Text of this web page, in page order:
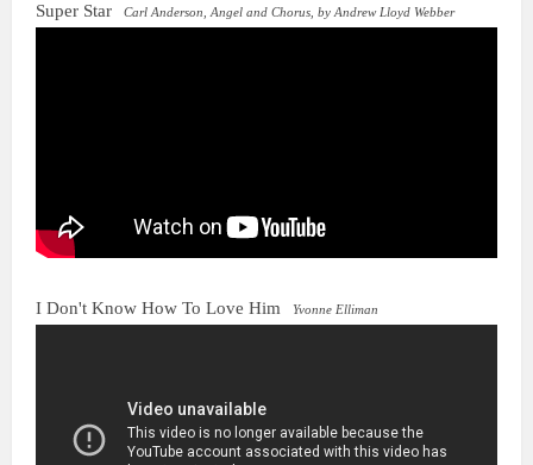
Super Star Carl Anderson, Angel and Chorus, by Andrew Lloyd Webber
I Don't Know How To Love Him Yvonne Elliman